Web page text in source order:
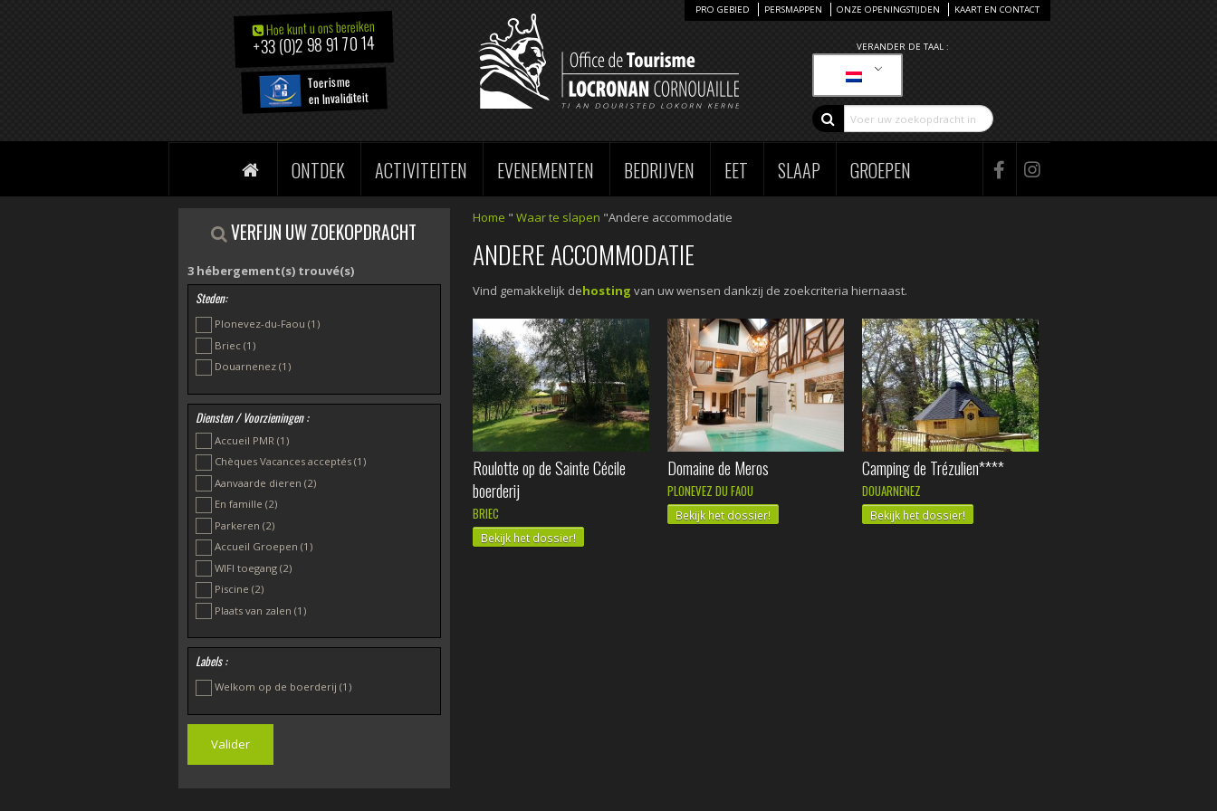
Hoe kunt u ons bereiken
+33 (0)2 98 91 70 14
Toerisme
en Invaliditeit
VERANDER DE TAAL :
PRO GEBIED PERSMAPPEN ONZE OPENINGSTIJDEN KAART EN CONTACT
ONTDEK ACTIVITEITEN EVENEMENTEN BEDRIJVEN EET SLAAP GROEPEN
VERFIJN UW ZOEKOPDRACHT
3hébergement(s) trouvé(s)
Steden:
Plonevez-du-Faou (1)
Briec (1)
Douarnenez (1)
Diensten / Voorzieningen :
Accueil PMR (1)
Chèques Vacances acceptés (1)
Aanvaarde dieren (2)
En famille (2)
Parkeren (2)
Accueil Groepen (1)
WIFI toegang (2)
Piscine (2)
Plaats van zalen (1)
Labels :
Welkom op de boerderij (1)
Home " Waar te slapen "Andere accommodatie
ANDERE ACCOMMODATIE
Vind gemakkelijk dehosting van uw wensen dankzij de zoekcriteria hiernaast.
Roulotte op de Sainte Cécile
boerderij
BRIEC
Bekijk het dossier!
Domaine de Meros
PLONEVEZ DU FAOU
Bekijk het dossier!
Camping de Trézulien****
DOUARNENEZ
Bekijk het dossier!